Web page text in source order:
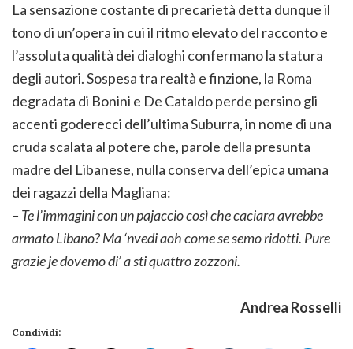
La sensazione costante di precarietà detta dunque il
tono di un’opera in cui il ritmo elevato del racconto e
l’assoluta qualità dei dialoghi confermano la statura
degli autori. Sospesa tra realtà e finzione, la Roma
degradata di Bonini e De Cataldo perde persino gli
accenti goderecci dell’ultima Suburra, in nome di una
cruda scalata al potere che, parole della presunta
madre del Libanese, nulla conserva dell’epica umana
dei ragazzi della Magliana:
– Te l’immagini con un pajaccio così che caciara avrebbe
armato Libano? Ma ‘nvedi aoh come se semo ridotti. Pure
grazie je dovemo di’ a sti quattro zozzoni.
Andrea Rosselli
Condividi: